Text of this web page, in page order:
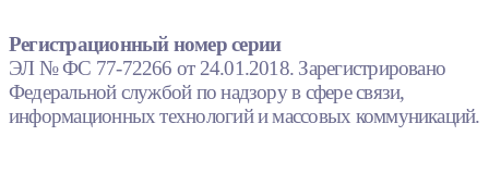
Регистрационный номер серии
ЭЛ № ФС 77-72266 от 24.01.2018. Зарегистрировано
Федеральной службой по надзору в сфере связи,
информационных технологий и массовых коммуникаций.